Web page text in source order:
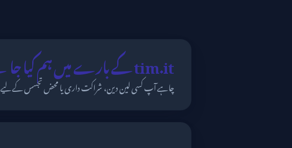
tim.it کے بارے میں ہم کیا جانتے ہیں
چاہے آپ کسی لین دین، شراکت داری یا محض تجسس کے لیے